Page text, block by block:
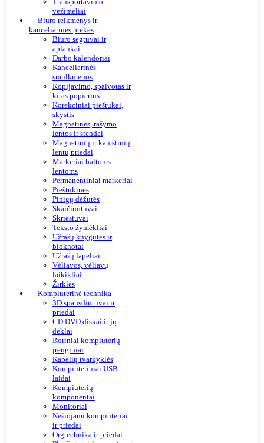
vežimėliai
Biuro reikmenys ir
kanceliarinės prekės
Biuro segtuvai ir
aplankai
Darbo kalendoriai
Kanceliarinės
smulkmenos
Kopijavimo, spalvotas ir
kitas popierius
Korekciniai pieštukai,
skystis
Magnetinės, rašymo
lentos ir stendai
Magnetinių ir kamštinių
lentų priedai
Markeriai baltoms
lentoms
Permanentiniai markeriai
Pieštukinės
Pinigų dėžutės
Skaičiuotuvai
Skriestuvai
Teksto žymėkliai
Užrašų knygutės ir
bloknotai
Užrašų lapeliai
Vėliavos, vėliavų
laikikliai
Žirklės
Kompiuterinė technika
3D spausdintuvai ir
priedai
CD DVD diskai ir jų
dėklai
Išoriniai kompiuterių
įrenginiai
Kabelių tvarkyklės
Kompiuteriniai USB
laidai
Kompiuterių
komponentai
Monitoriai
Nešiojami kompiuteriai
ir priedai
Orgtechnika ir priedai